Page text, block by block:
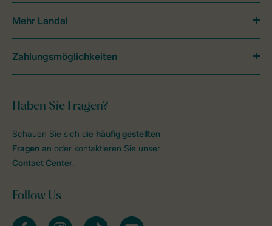
Haben Sie Fragen?
Schauen Sie sich die häufig gestellten
Fragen an oder kontaktieren Sie unser
Contact Center.
Follow Us
facebookinstagramtiktok youtube
Mehr Landal
Zahlungsmöglichkeiten